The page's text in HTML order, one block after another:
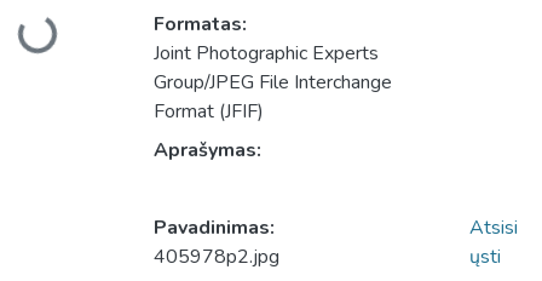
Įkeliama...
Formatas:
Joint Photographic Experts
Group/JPEG File Interchange
Format (JFIF)
Aprašymas:
Pavadinimas:
405978p2.jpg
Atsisi
ųsti